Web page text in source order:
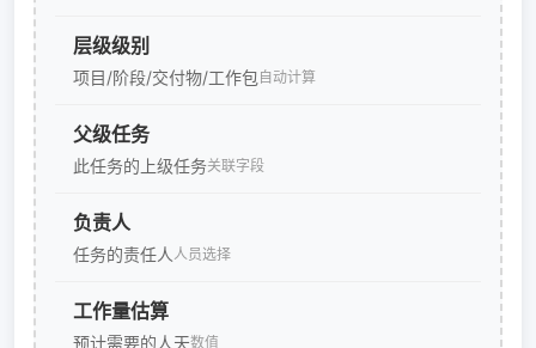
层级级别
项目/阶段/交付物/工作包 自动计算
父级任务
此任务的上级任务关联字段
负责人
任务的责任人 人员选择
工作量估算
预计需要的人天数值